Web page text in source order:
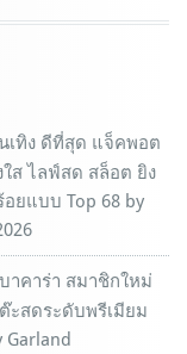
เทิง ดีที่สุด แจ็คพอต
ใส ไลฟ์สด สล็อต ยิง
ยแบบ Top 68 by
าคาร่า สมาชิกใหม่
ะสดระดับพรีเมียม